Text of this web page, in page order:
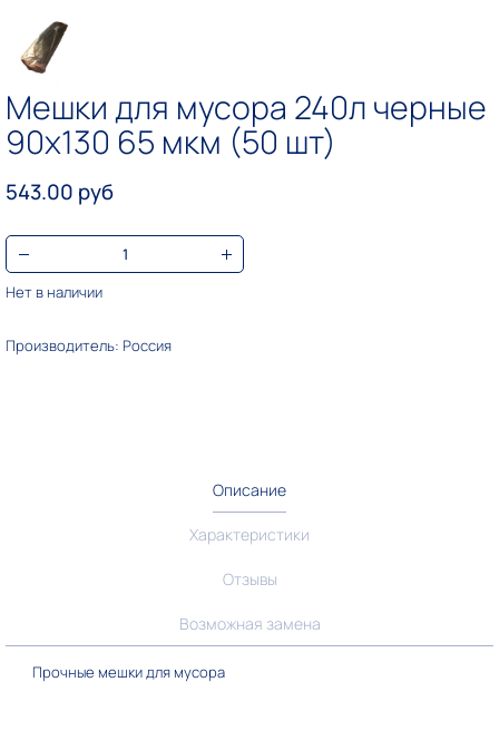
Мешки для мусора 240л черные
90х130 65 мкм (50 шт)
543.00 руб
Нет в наличии
Производитель: Россия
Описание
Характеристики
Отзывы
Возможная замена
Прочные мешки для мусора